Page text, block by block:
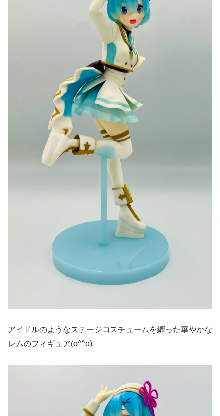
アイドルのようなステージコスチュームを纏った華やかな
レムのフィギュア(o^^o)